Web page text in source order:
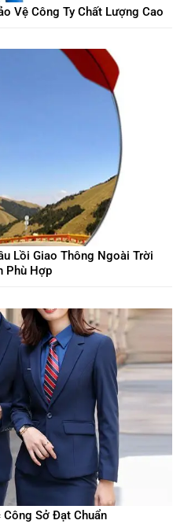
Vệ Công Ty Chất Lượng Cao
Lồi Giao Thông Ngoài Trời
Phù Hợp
Sở Đạt Chuẩn